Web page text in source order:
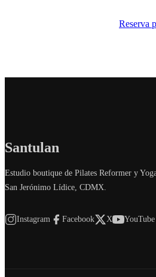
Reserva
Santulan
Estudio boutique de Pilates Reformer y
San Jerónimo Lídice, CDMX.
Instagram Facebook X YouTube